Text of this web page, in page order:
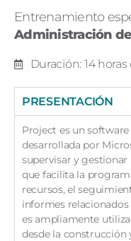
Entrenamiento
Administración
Duración: 14
PRESENTACIÓN
Project es un
desarrollada por
supervisar y
que facilita la
recursos, el
informes
es ampliamente
desde la